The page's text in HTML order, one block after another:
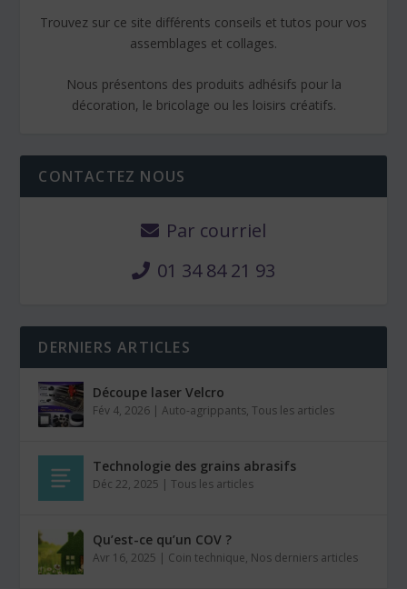
Trouvez sur ce site différents conseils et tutos pour vos
assemblages et collages.
Nous présentons des produits adhésifs pour la
décoration, le bricolage ou les loisirs créatifs.
CONTACTEZ NOUS
Par courriel
01 34 84 21 93
DERNIERS ARTICLES
Découpe laser Velcro
Fév 4, 2026 |Auto-agrippants,Tous les articles
Technologie des grains abrasifs
Déc 22, 2025 |Tous les articles
Qu’est-ce qu’un COV ?
Avr 16, 2025 | Coin technique, Nos derniers articles